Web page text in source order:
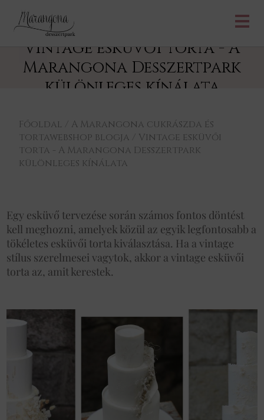
Vintage esküvői torta - A
Marangona Desszertpark
különleges kínálata
Főoldal
A Marangona cukrászda és
tortawebshop blogja
Vintage esküvői
torta - A Marangona Desszertpark
különleges kínálata
Egy esküvő tervezése során számos fontos döntést
kell meghozni, amelyek közül az egyik legfontosabb a
tökéletes esküvői torta kiválasztása. Ha a vintage
stílus szerelmesei vagytok, akkor a vintage esküvői
torta az, amit kerestek.